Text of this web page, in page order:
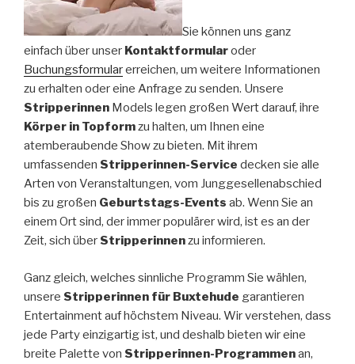
Sie können uns ganz
einfach über unser Kontaktformularoder
Buchungsformularerreichen, um weitere Informationen
zu erhalten oder eine Anfrage zu senden. Unsere
Stripperinnen Models legen großen Wert darauf, ihre
Körper in Topformzu halten, um Ihnen eine
atemberaubende Show zu bieten. Mit ihrem
umfassenden Stripperinnen-Service decken sie alle
Arten von Veranstaltungen, vom Junggesellenabschied
bis zu großen Geburtstags-Events ab. Wenn Sie an
einem Ort sind, der immer populärer wird, ist es an der
Zeit, sich über Stripperinnenzu informieren.
Ganz gleich, welches sinnliche Programm Sie wählen,
unsere Stripperinnen für Buxtehude garantieren
Entertainment auf höchstem Niveau. Wir verstehen, dass
jede Party einzigartig ist, und deshalb bieten wir eine
breite Palette von Stripperinnen-Programmenan,